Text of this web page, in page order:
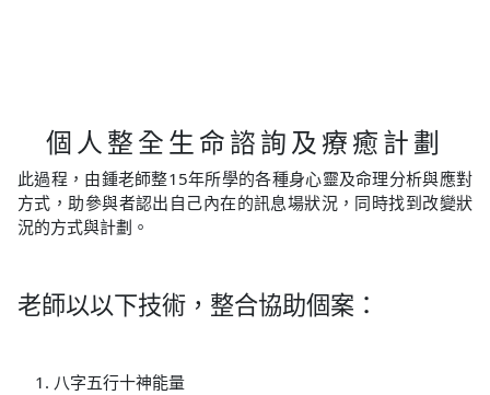
個人整全生命諮詢及療癒計劃
此過程，由鍾老師整15年所學的各種身心靈及命理分析與應對
方式，助參與者認出自己內在的訊息場狀況，同時找到改變狀
況的方式與計劃。
老師以以下技術，整合協助個案：
1. 八字五行十神能量